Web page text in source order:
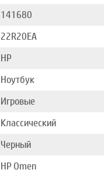
141680
22R20EA
HP
Ноутбук
Игровые
Классический
Черный
HP Omen